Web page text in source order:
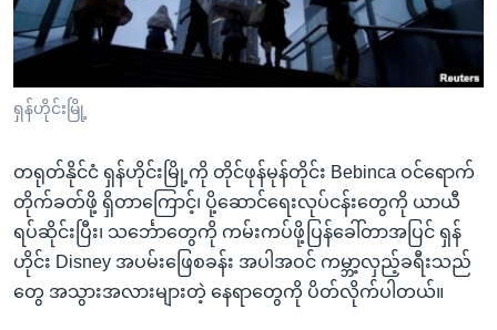
စာမျက်နှာ
သို့
ကြည့်
ရှာဖွေ
ရန်
နေရာ
သို့
ကျော်
ဗွီအိုအေ လူမှုကွန်ယက်များ
ဘာသာစကားများ
ရှန်ဟိုင်းမြို့
တရုတ်နိုင်ငံ ရှန်ဟိုင်းမြို့ကို တိုင်ဖုန်မုန်တိုင်း Bebinca ဝင်ရောက်
တိုက်ခတ်ဖို့ ရှိတာကြောင့်၊ ပို့ဆောင်ရေးလုပ်ငန်းတွေကို ယာယီ
ရပ်ဆိုင်းပြီး၊ သင်္ဘောတွေကို ကမ်းကပ်ဖို့ပြန်ခေါ်တာအပြင် ရှန်
ဟိုင်း Disney အပမ်းဖြေစခန်း အပါအဝင် ကမ္ဘာ့လှည့်ခရီးသည်
တွေ အသွားအလားများတဲ့ နေရာတွေကို ပိတ်လိုက်ပါတယ်။